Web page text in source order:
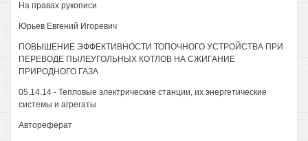
На правах рукописи
Юрьев Евгений Игоревич
ПОВЫШЕНИЕ ЭФФЕКТИВНОСТИ ТОПОЧНОГО УСТРОЙСТВА ПРИ
ПЕРЕВОДЕ ПЫЛЕУГОЛЬНЫХ КОТЛОВ НА СЖИГАНИЕ
ПРИРОДНОГО ГАЗА
05.14.14 - Тепловые электрические станции, их энергетические
системы и агрегаты
Автореферат